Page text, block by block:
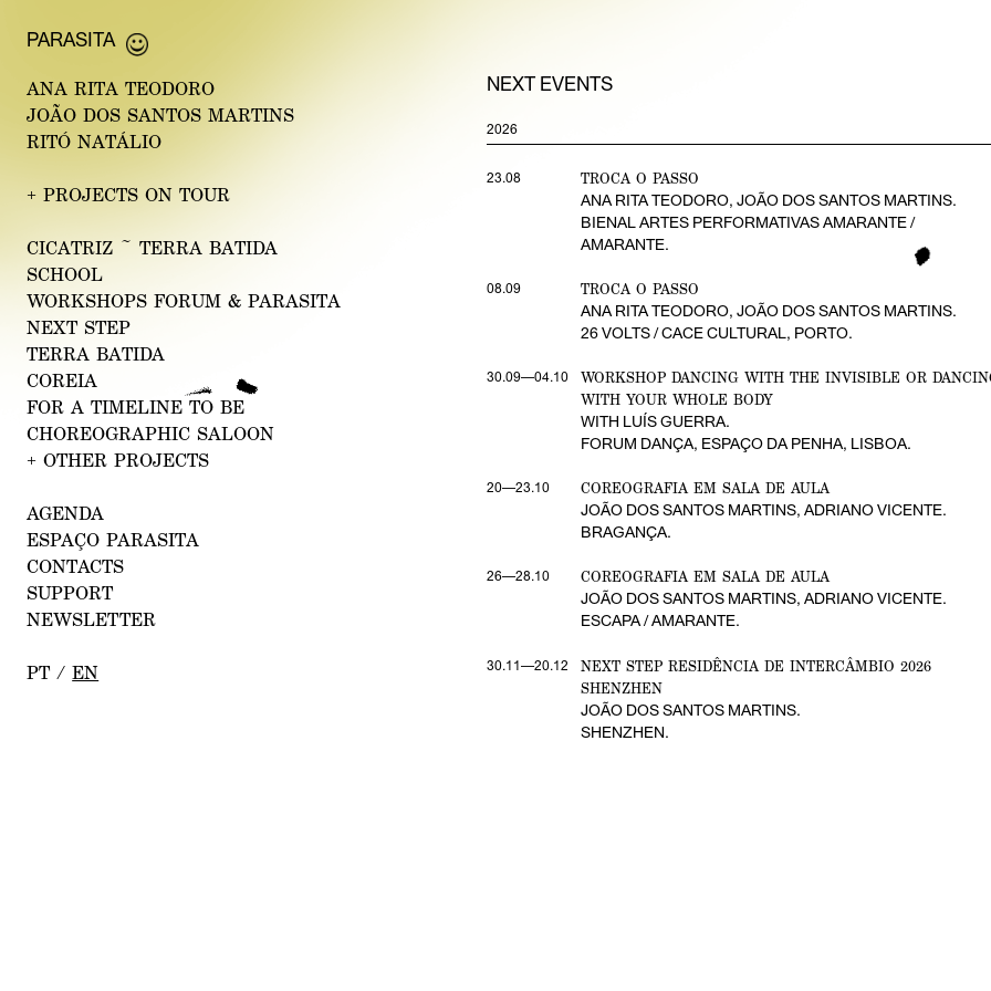
PARASITA
ANA RITA TEODORO
JOÃO DOS SANTOSMARTINS
RITÓ NATÁLIO
+ PROJECTS ON TOUR
CICATRIZ ~ TERRA BATIDA
SCHOOL
WORKSHOPS FORUM & PARASITA
NEXT STEP
TERRA BATIDA
COREIA
FOR A TIMELINE TO BE
CHOREOGRAPHIC SALOON
+ OTHER PROJECTS
AGENDA
ESPAÇO PARASITA
CONTACTS
SUPPORT
NEWSLETTER
PT /EN
NEXT EVENTS
2026
23.08
TROCA O PASSO
ANA RITA TEODORO, JOÃO DOS SANTOS MARTINS.
BIENAL ARTES PERFORMATIVAS AMARANTE /
AMARANTE.
08.09
TROCA O PASSO
ANA RITA TEODORO, JOÃO DOS SANTOS MARTINS.
26 VOLTS / CACE CULTURAL, PORTO.
30.09—04.10
WORKSHOP DANCING WITH THE INVISIBLE OR
WITH YOUR WHOLE BODY
WITH LUÍS GUERRA.
FORUM DANÇA, ESPAÇO DA PENHA, LISBOA.
20—23.10
COREOGRAFIA EM SALA DE AULA
JOÃO DOS SANTOS MARTINS, ADRIANO VICENTE.
BRAGANÇA.
26—28.10
COREOGRAFIA EM SALA DE AULA
JOÃO DOS SANTOS MARTINS, ADRIANO VICENTE.
ESCAPA / AMARANTE.
30.11—20.12
NEXT STEP RESIDÊNCIA DE INTERCÂMBIO 2026
SHENZHEN
JOÃO DOS SANTOS MARTINS.
SHENZHEN.